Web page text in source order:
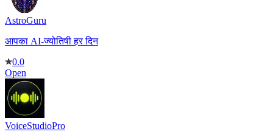
AstroGuru
आपका AI-ज्योतिषी हर दिन
0.0
Open
VoiceStudioPro